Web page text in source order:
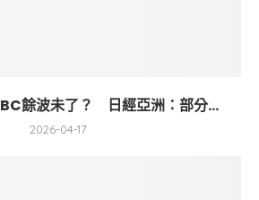
餘波未了？ 日經亞洲：部分...
2026-04-17